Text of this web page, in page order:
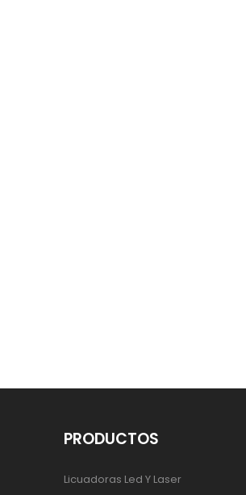
PRODUCTOS
Licuadoras Led Y Laser